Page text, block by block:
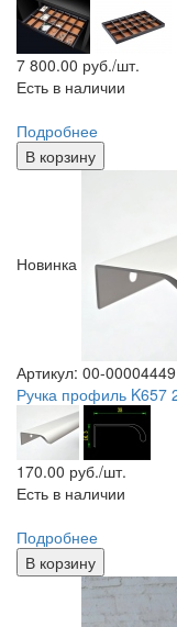
7 800.00 руб./шт.
Есть в наличии
Подробнее
В корзину
Новинка
Артикул: 00-00004449
Ручка профиль
170.00 руб./шт.
Есть в наличии
Подробнее
В корзину